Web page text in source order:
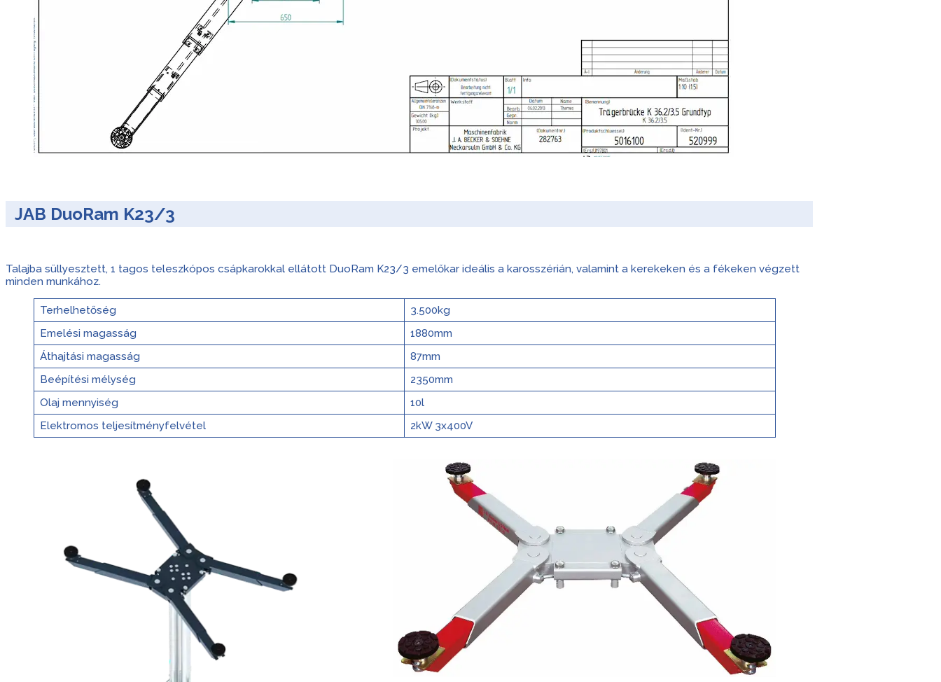
JAB DuoRam K23/3
Talajba süllyesztett, 1 tagos teleszkópos csápkarokkal ellátott DuoRam K23/3 emelőkar ideális a karosszérián, valamint a kerekeken és a fékeken végzett
minden munkához.
Terhelhetőség
3.500kg
Emelési magasság
1880mm
Áthajtási magasság
87mm
Beépítési mélység
2350mm
Olaj mennyiség
10l
Elektromos teljesítményfelvétel
2kW 3x400V